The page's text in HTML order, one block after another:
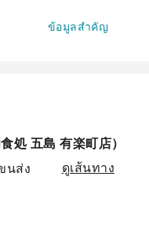
ข้อมูลสำคัญ
五島 有楽町店）
นส่ง
ดูเส้นทาง